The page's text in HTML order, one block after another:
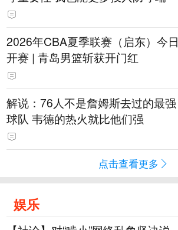
2026年CBA夏季联赛（启东）今日
开赛 | 青岛男篮斩获开门红
解说：76人不是詹姆斯去过的最强
球队 韦德的热火就比他们强
点击查看更多
娱乐